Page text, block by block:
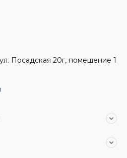
Посадская 20г, помещение 1